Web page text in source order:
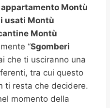
Montù
usati Montù
Montù
“Sgomberi
che ti usciranno una
tra cui questo
ti resta che decidere.
momento della